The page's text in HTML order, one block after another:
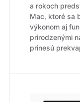
a rokoch
Mac, ktoré sa
výkonom aj
prirodzenými
prinesú